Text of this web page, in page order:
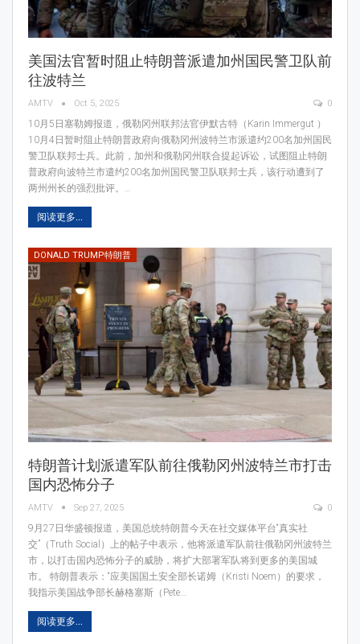
美国法官暂时阻止特朗普派遣加州国民警卫队前
往波特兰
AMTV Oct 5, 2025 0
10月5日塞勒姆报道，俄勒冈州联邦法官伊默古特（Karin Immergut ）
10月4日暂时阻止特朗普政府向俄勒冈州波特兰市派遣约200名加州国民
警卫队联邦士兵。此前，加州和俄勒冈州联合提起诉讼，试图阻止特朗
普政府向波特兰市遣约200名加州国民警卫队联邦士兵，该行动遭到了
两州州长的强烈批评。…
阅读更多...
DONALD TRUMP特朗普
特朗普计划派遣军队前往俄勒冈州波特兰市打击
国内恐怖分子
AMTV Sep 27, 2025 0
9月27日华盛顿报道，美国总统特朗普今天在社交媒体平台“真实社
交”（Truth Social）上的帖子中表示，他将派遣军队前往俄勒冈州波特兰
市，以打击国内恐怖分子的威胁，将扩大部署军队将到更多的美国城
市。 特朗普表示：“应美国国土安全部长诺姆（Kristi Noem）的要求，
我指示美国战争部长赫格塞斯（Pete…
阅读更多...